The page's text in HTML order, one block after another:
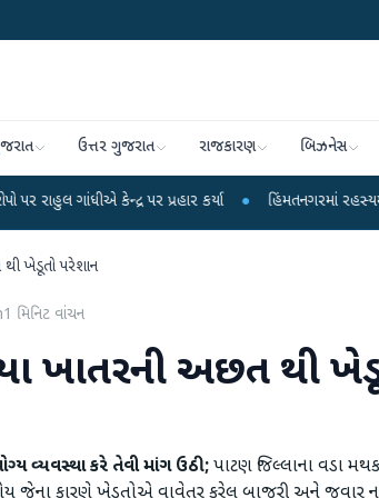
ઉત્તર ગુજરાત રાજકારણ બિઝનેસ
કેન્દ્ર પર પ્રહાર કર્યા ● હિંમતનગરમાં રહસ્યમય વાયરસ કે
ખેડૂતો પરેશાન
1 મિનિટ વાંચન
ખાતરની અછત થી
વ્યવસ્થા કરે તેવી માંગ ઉઠી;પાટણ જિલ્લાના વડા